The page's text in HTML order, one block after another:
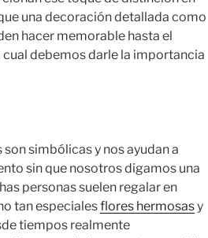
una decoración detallada como
hacer memorable hasta el
debemos darle la importancia
simbólicas y nos ayudan a
sin que nosotros digamos una
personas suelen regalar en
tan especialesflores hermosasy
tiempos realmente